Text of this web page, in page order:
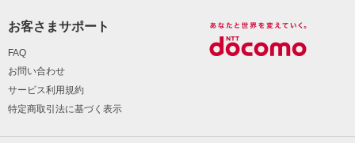
お客さまサポート
FAQ
お問い合わせ
サービス利用規約
特定商取引法に基づく表示